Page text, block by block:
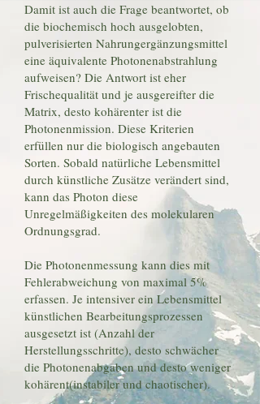
Damit ist auch die Frage beantwortet, ob
die biochemisch hoch ausgelobten,
pulverisierten Nahrungergänzungsmittel
eine äquivalente Photonenabstrahlung
aufweisen? Die Antwort ist eher
Frischequalität und je ausgereifter die
Matrix, desto kohärenter ist die
Photonenmission. Diese Kriterien
erfüllen nur die biologisch angebauten
Sorten. Sobald natürliche Lebensmittel
durch künstliche Zusätze verändert sind,
kann das Photon diese
Unregelmäßigkeiten des molekularen
Ordnungsgrad.
Die Photonenmessung kann dies mit
Fehlerabweichung von maximal 5%
erfassen. Je intensiver ein Lebensmittel
künstlichen Bearbeitungsprozessen
ausgesetzt ist (Anzahl der
Herstellungsschritte), desto schwächer
die Photonenabgaben und desto weniger
kohärent(instabiler und chaotischer).